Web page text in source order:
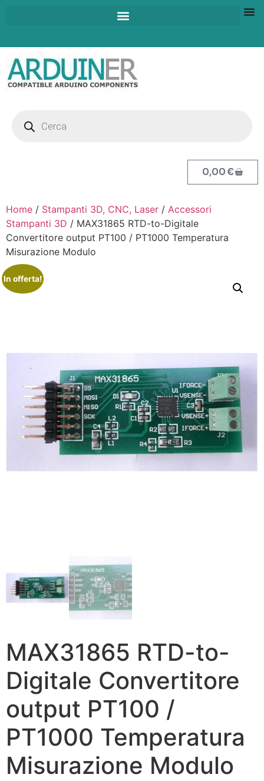
0,00€
Home / Stampanti 3D, CNC, Laser / Accessori
Stampanti 3D / MAX31865 RTD-to-Digitale
Convertitore output PT100 / PT1000 Temperatura
Misurazione Modulo
In offerta!
MAX31865 RTD-to-
Digitale Convertitore
output PT100 /
PT1000 Temperatura
Misurazione Modulo